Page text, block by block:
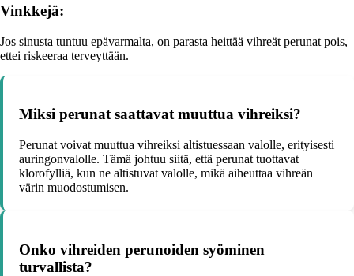
Vinkkejä:
Jos sinusta tuntuu epävarmalta, on parasta heittää vihreät perunat pois,
ettei riskeeraa terveyttään.
Miksi perunat saattavat muuttua vihreiksi?
Perunat voivat muuttua vihreiksi altistuessaan valolle, erityisesti
auringonvalolle. Tämä johtuu siitä, että perunat tuottavat
klorofylliä, kun ne altistuvat valolle, mikä aiheuttaa vihreän
värin muodostumisen.
Onko vihreiden perunoiden syöminen
turvallista?